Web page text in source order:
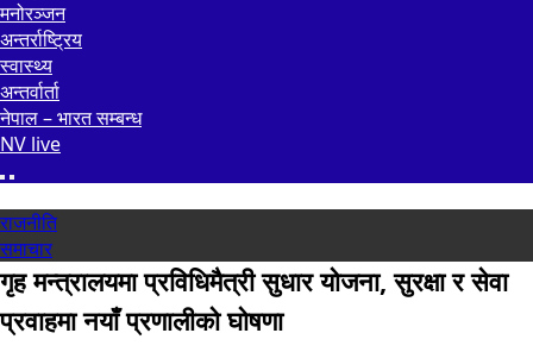
मनोरञ्जन
अन्तर्राष्ट्रिय
स्वास्थ्य
अन्तर्वार्ता
नेपाल – भारत सम्बन्ध
NV live
राजनीति
समाचार
गृह मन्त्रालयमा प्रविधिमैत्री सुधार योजना, सुरक्षा र सेवा
प्रवाहमा नयाँ प्रणालीको घोषणा